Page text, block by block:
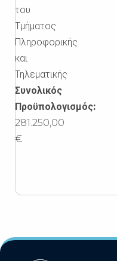
του
Τμήματος
Πληροφορικής
και
Τηλεματικής
Συνολικός
Προϋπολογισμός:
281.250,00
€